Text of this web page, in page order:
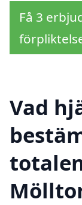
Få 3
Vad